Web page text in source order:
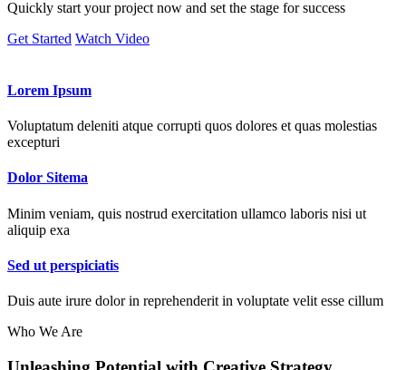
Quickly start your project now and set the stage for success
Get Started Watch Video
Lorem Ipsum
Voluptatum deleniti atque corrupti quos dolores et quas molestias
excepturi
Dolor Sitema
Minim veniam, quis nostrud exercitation ullamco laboris nisi ut
aliquip exa
Sed ut perspiciatis
Duis aute irure dolor in reprehenderit in voluptate velit esse cillum
Who We Are